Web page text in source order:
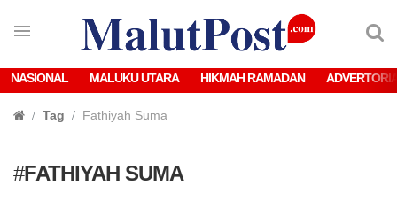
NASIONAL MALUKU UTARA HIKMAH RAMADAN
Tag Fathiyah Suma
#FATHIYAH SUMA